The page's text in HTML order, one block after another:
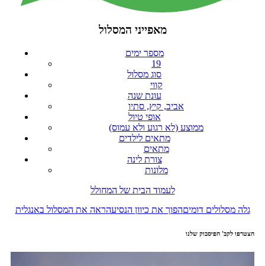
מאפייני המסלול
מספר ימים
19
סוג מסלול
קווי
עונת שנה
אביב, קיץ, סתיו
אופי טיול
ממוצע (לא רגוע ולא עמוס)
מתאים לילדים
מתאים
צורת לינה
מלונות
לעמוד הבית של המחולל
גלה מסלולים דומיםהפוך את כיוון הנסיעהראה את המסלול באנגלית
הצטרפו לקב' הפיסבוק שלנו